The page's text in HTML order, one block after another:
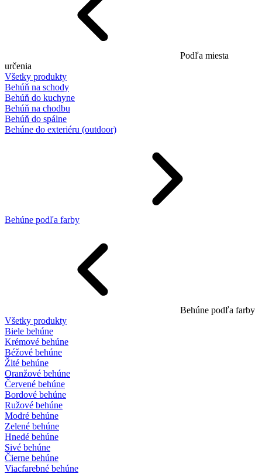
Podľa miesta
určenia
Všetky produkty
Behúň na schody
Behúň do kuchyne
Behúň na chodbu
Behúň do spálne
Behúne do exteriéru (outdoor)
Behúne podľa farby
Behúne podľa farby
Všetky produkty
Biele behúne
Krémové behúne
Béžové behúne
Žlté behúne
Oranžové behúne
Červené behúne
Bordové behúne
Ružové behúne
Modré behúne
Zelené behúne
Hnedé behúne
Sivé behúne
Čierne behúne
Viacfarebné behúne